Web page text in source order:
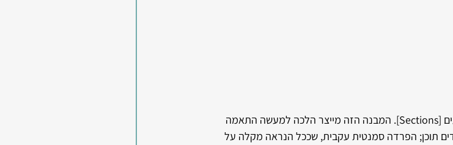
וויקס למעשה "מפלטת" את עמודי האתר למקטעים [Sections]. המבנה הזה מייצר הלכה למעשה התאמה
תוכן; הפרדה סמנטית עקבית, שככל הנראה מקלה על